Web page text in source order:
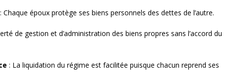
: Chaque époux protège ses biens personnels des dettes de l’autre.
de gestion et d’administration des biens propres sans l’accord du
: La liquidation du régime est facilitée puisque chacun reprend ses